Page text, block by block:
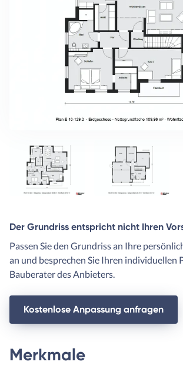
Der Grundriss entspricht nicht Ihren
Passen Sie den Grundriss an Ihre
an und besprechen Sie Ihren individuellen
Bauberater des Anbieters.
Kostenlose Anpassung anfragen
Merkmale